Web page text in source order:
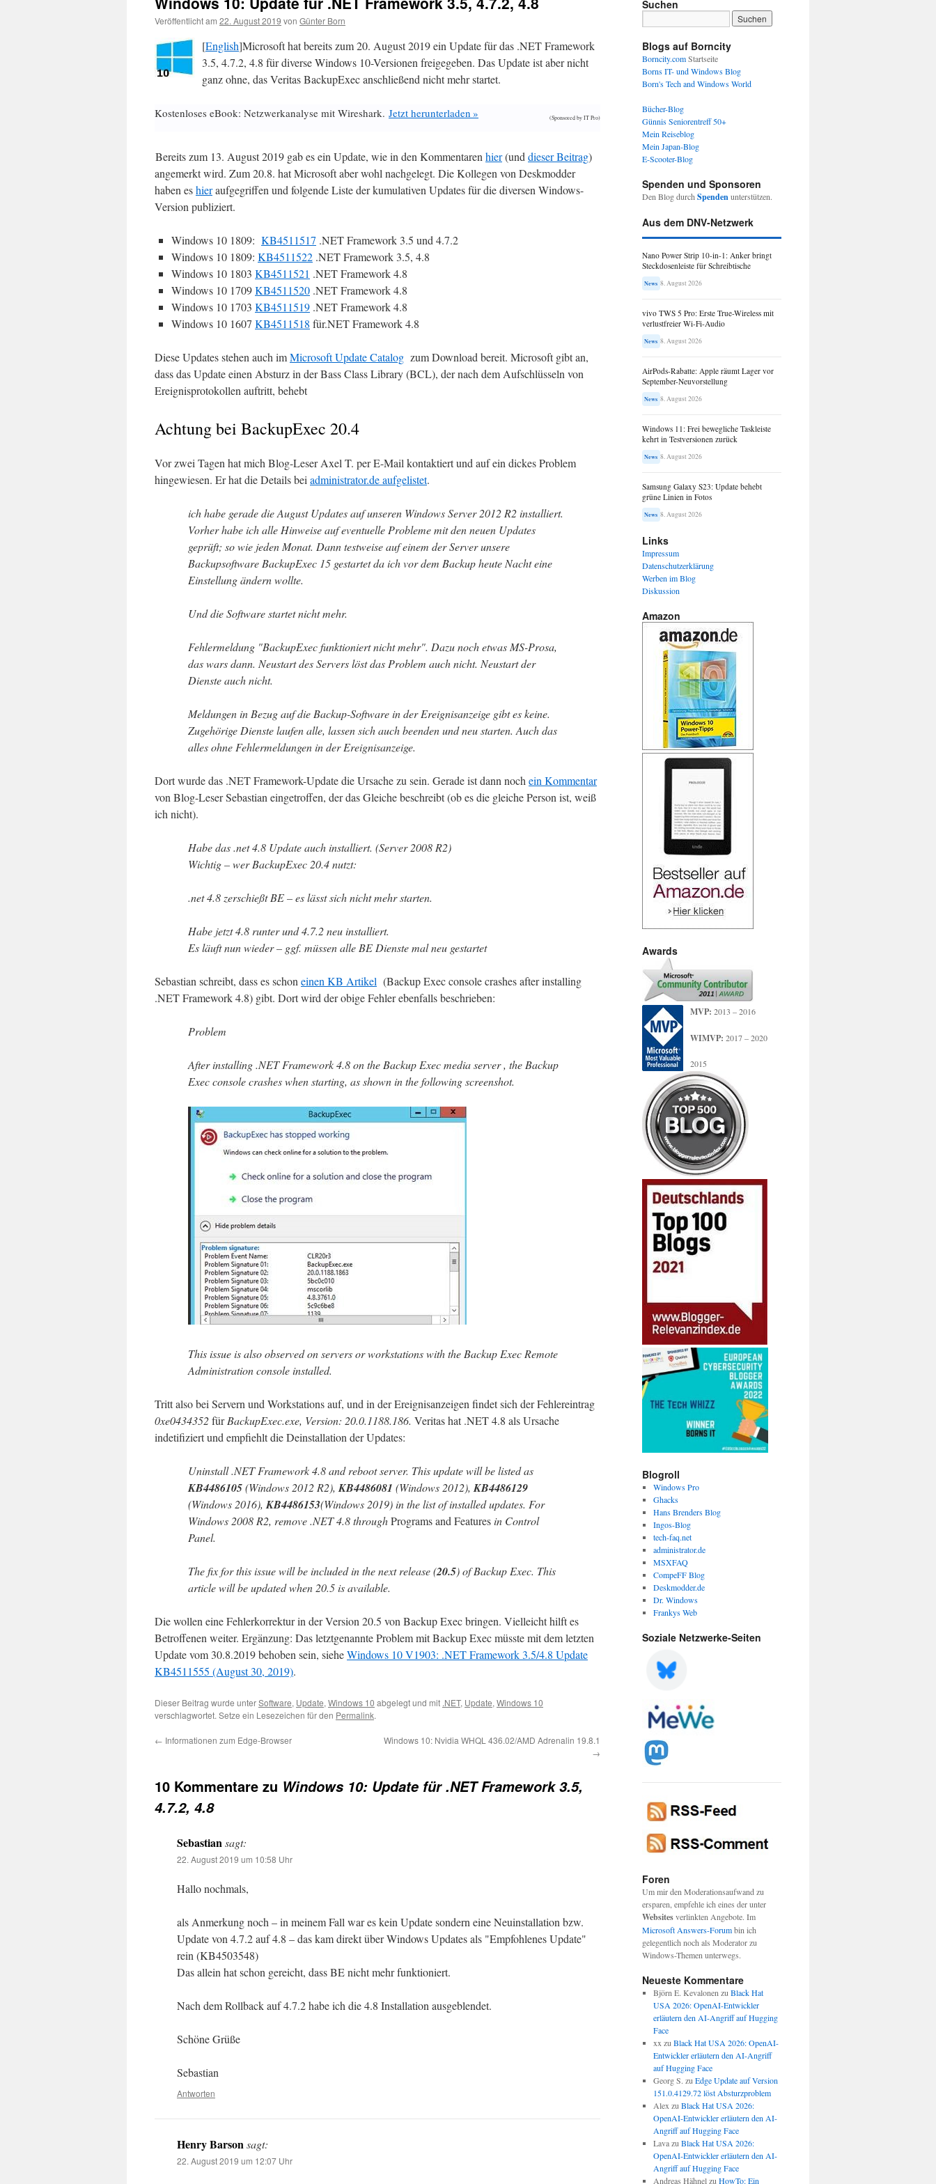
Veröffentlicht am 22. August 2019 von Günter Born
[English]Microsoft hat bereits zum 20. August 2019 ein Update für das .NET Framework
3.5, 4.7.2, 4.8 für diverse Windows 10-Versionen freigegeben. Das Update ist aber nicht
ganz ohne, das Veritas BackupExec anschließend nicht mehr startet.
Kostenloses eBook: Netzwerkanalyse mit Wireshark. Jetzt herunterladen » (Sponsored by IT Pro)
Bereits zum 13. August 2019 gab es ein Update, wie in den Kommentaren hier(und dieser Beitrag)
angemerkt wird. Zum 20.8. hat Microsoft aber wohl nachgelegt. Die Kollegen von Deskmodder
haben eshieraufgegriffen und folgende Liste der kumulativen Updates für die diversen Windows-
Version publiziert.
Windows 10 1809: KB4511517 .NET Framework 3.5 und 4.7.2
Windows 10 1809: KB4511522 .NET Framework 3.5, 4.8
Windows 10 1803 KB4511521 .NET Framework 4.8
Windows 10 1709KB4511520 .NET Framework 4.8
Windows 10 1703 KB4511519 .NET Framework 4.8
Windows 10 1607 KB4511518 für.NET Framework 4.8
Diese Updates stehen auch imMicrosoft Update Catalog zum Download bereit. Microsoft gibt an,
dass das Update einen Absturz in der Bass Class Library (BCL), der nach dem Aufschlüsseln von
Ereignisprotokollen auftritt, behebt
Achtung bei BackupExec 20.4
Vor zwei Tagen hat mich Blog-Leser Axel T. per E-Mail kontaktiert und auf ein dickes Problem
hingewiesen. Er hat die Details bei administrator.de aufgelistet.
ich habe gerade die August Updates auf unseren Windows Server 2012 R2 installiert.
Vorher habe ich alle Hinweise auf eventuelle Probleme mit den neuen Updates
geprüft; so wie jeden Monat. Dann testweise auf einem der Server unsere
Backupsoftware BackupExec 15 gestartet da ich vor dem Backup heute Nacht eine
Einstellung ändern wollte.
Und die Software startet nicht mehr.
Fehlermeldung "BackupExec funktioniert nicht mehr". Dazu noch etwas MS-Prosa,
das wars dann. Neustart des Servers löst das Problem auch nicht. Neustart der
Dienste auch nicht.
Meldungen in Bezug auf die Backup-Software in der Ereignisanzeige gibt es keine.
Zugehörige Dienste laufen alle, lassen sich auch beenden und neu starten. Auch das
alles ohne Fehlermeldungen in der Ereignisanzeige.
Dort wurde das .NET Framework-Update die Ursache zu sein. Gerade ist dann noch ein Kommentar
von Blog-Leser Sebastian eingetroffen, der das Gleiche beschreibt (ob es die gleiche Person ist, weiß
ich nicht).
Habe das .net 4.8 Update auch installiert. (Server 2008 R2)
Wichtig – wer BackupExec 20.4 nutzt:
.net 4.8 zerschießt BE – es lässt sich nicht mehr starten.
Habe jetzt 4.8 runter und 4.7.2 neu installiert.
Es läuft nun wieder – ggf. müssen alle BE Dienste mal neu gestartet
Sebastian schreibt, dass es schon einen KB Artikel (Backup Exec console crashes after installing
.NET Framework 4.8) gibt. Dort wird der obige Fehler ebenfalls beschrieben:
Problem
After installing .NET Framework 4.8 on the Backup Exec media server , the Backup
Exec console crashes when starting, as shown in the following screenshot.
This issue is also observed on servers or workstations with the Backup Exec Remote
Administration console installed.
Tritt also bei Servern und Workstations auf, und in der Ereignisanzeigen findet sich der Fehlereintrag
0xe0434352fürBackupExec.exe, Version: 20.0.1188.186. Veritas hat .NET 4.8 als Ursache
indetifiziert und empfiehlt die Deinstallation der Updates:
Uninstall .NET Framework 4.8 and reboot server. This update will be listed as
KB4486105(Windows 2012 R2), KB4486081 (Windows 2012), KB4486129
(Windows 2016), KB4486153(Windows 2019) in the list of installed updates. For
Windows 2008 R2, remove .NET 4.8 throughPrograms and Featuresin Control
Panel.
The fix for this issue will be included in the next release (20.5) of Backup Exec. This
article will be updated when 20.5 is available.
Die wollen eine Fehlerkorrektur in der Version 20.5 von Backup Exec bringen. Vielleicht hilft es
Betroffenen weiter. Ergänzung: Das letztgenannte Problem mit Backup Exec müsste mit dem letzten
Update vom 30.8.2019 behoben sein, sieheWindows 10 V1903: .NET Framework 3.5/4.8 Update
KB4511555 (August 30, 2019).
Dieser Beitrag wurde unterSoftware, Update, Windows 10 abgelegt und mit .NET, Update, Windows 10
verschlagwortet. Setze ein Lesezeichen für den Permalink.
← Informationen zum Edge-Browser
Windows 10: Nvidia WHQL 436.02/AMD Adrenalin 19.8.1
→
10 Kommentare zu Windows 10: Update für .NET Framework 3.5,
4.7.2, 4.8
Sebastiansagt:
22. August 2019 um 10:58 Uhr
Hallo nochmals,
als Anmerkung noch – in meinem Fall war es kein Update sondern eine Neuinstallation bzw.
Update von 4.7.2 auf 4.8 – das kam direkt über Windows Updates als "Empfohlenes Update"
rein (KB4503548)
Das allein hat schon gereicht, dass BE nicht mehr funktioniert.
Nach dem Rollback auf 4.7.2 habe ich die 4.8 Installation ausgeblendet.
Schöne Grüße
Sebastian
Antworten
Henry Barsonsagt:
22. August 2019 um 12:07 Uhr
Suchen
Blogs auf Borncity
Borncity.comStartseite
Borns IT- und Windows Blog
Born's Tech and Windows World
Bücher-Blog
Günnis Seniorentreff 50+
Mein Reiseblog
Mein Japan-Blog
E-Scooter-Blog
Spenden und Sponsoren
Den Blog durch Spendenunterstützen.
Aus dem DNV-Netzwerk
Nano Power Strip 10-in-1: Anker bringt
Steckdosenleiste für Schreibtische
News 8. August 2026
vivo TWS 5 Pro: Erste True-Wireless mit
verlustfreier Wi-Fi-Audio
News 8. August 2026
AirPods-Rabatte: Apple räumt Lager vor
September-Neuvorstellung
News 8. August 2026
Windows 11: Frei bewegliche Taskleiste
kehrt in Testversionen zurück
News 8. August 2026
Samsung Galaxy S23: Update behebt
grüne Linien in Fotos
News 8. August 2026
Links
Impressum
Datenschutzerklärung
Werben im Blog
Diskussion
Amazon
Awards
MVP: 2013 – 2016
WIMVP: 2017 – 2020
2015
Blogroll
Windows Pro
Ghacks
Hans Brenders Blog
Ingos-Blog
tech-faq.net
administrator.de
MSXFAQ
CompeFF Blog
Deskmodder.de
Dr. Windows
Frankys Web
Soziale Netzwerke-Seiten
Foren
Um mir den Moderationsaufwand zu
ersparen, empfehle ich eines der unter
Websitesverlinkten Angebote. Im
Microsoft Answers-Forumbin ich
gelegentlich noch als Moderator zu
Windows-Themen unterwegs.
Neueste Kommentare
Björn E. Kevalonen zu Black Hat
USA 2026: OpenAI-Entwickler
erläutern den AI-Angriff auf Hugging
Face
xx zu Black Hat USA 2026: OpenAI-
Entwickler erläutern den AI-Angriff
auf Hugging Face
Georg S. zu Edge Update auf Version
151.0.4129.72 löst Absturzproblem
Alex zu Black Hat USA 2026:
OpenAI-Entwickler erläutern den AI-
Angriff auf Hugging Face
Lavazu Black Hat USA 2026:
OpenAI-Entwickler erläutern den AI-
Angriff auf Hugging Face
Andreas Hähnelzu HowTo: Ein